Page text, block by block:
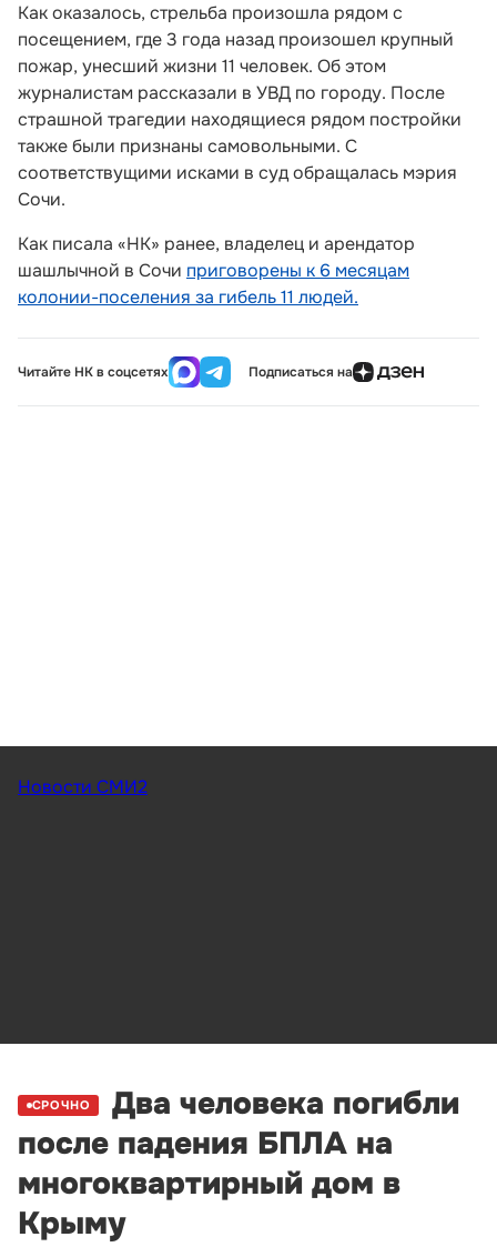
Как оказалось, стрельба произошла рядом с
посещением, где 3 года назад произошел крупный
пожар, унесший жизни 11 человек. Об этом
журналистам рассказали в УВД по городу. После
страшной трагедии находящиеся рядом постройки
также были признаны самовольными. С
соответствущими исками в суд обращалась мэрия
Сочи.
Как писала «НК» ранее, владелец и арендатор
шашлычной в Сочи приговорены к 6 месяцам
колонии-поселения за гибель 11 людей.
Читайте НК в соцсетях Подписаться на
Новости СМИ2
СРОЧНО
Два человека погибли
после падения БПЛА на
многоквартирный дом в
Крыму